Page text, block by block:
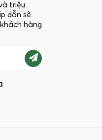
triệu
dẫn sẽ
hàng